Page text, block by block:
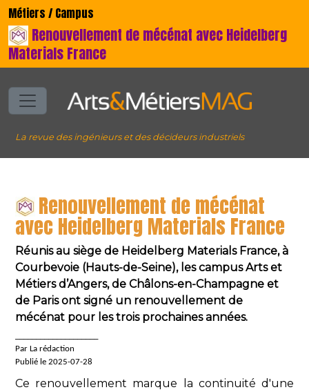
Métiers / Campus
Renouvellement de mécénat avec Heidelberg
Materials France
La revue des ingénieurs et des décideurs industriels
Renouvellement de mécénat
avec Heidelberg Materials France
Réunis au siège de Heidelberg Materials France, à
Courbevoie (Hauts-de-Seine), les campus Arts et
Métiers d’Angers, de Châlons-en-Champagne et
de Paris ont signé un renouvellement de
mécénat pour les trois prochaines années.
Par La rédaction
Publié le 2025-07-28
Ce renouvellement marque la continuité d'une